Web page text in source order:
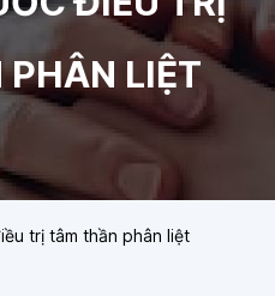
LIỆT
trị tâm thần phân liệt